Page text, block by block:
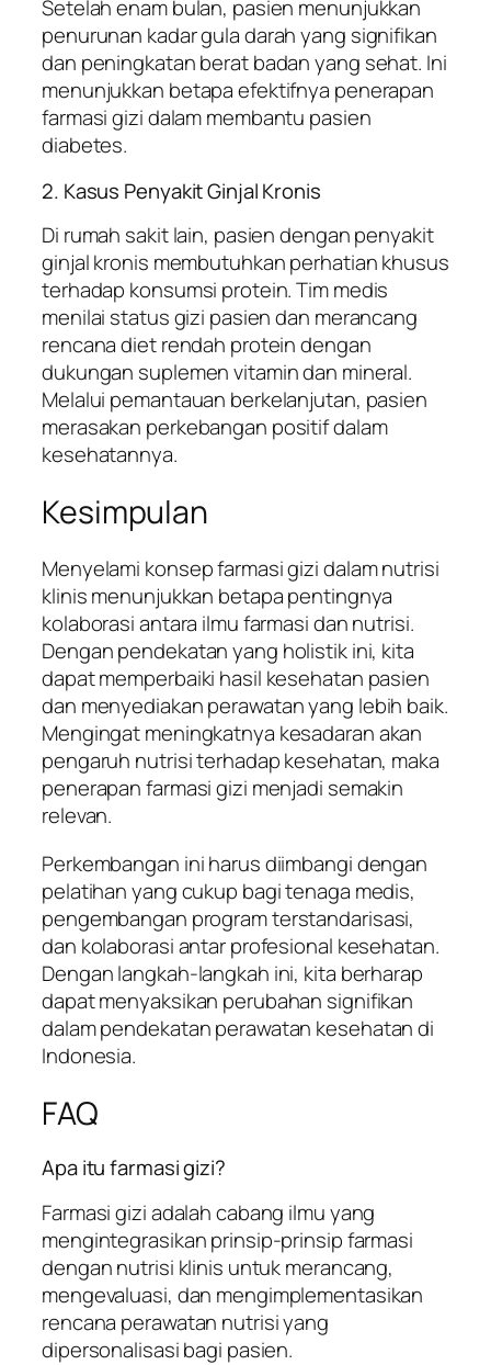
Setelah enam bulan, pasien menunjukkan
penurunan kadar gula darah yang signifikan
dan peningkatan berat badan yang sehat. Ini
menunjukkan betapa efektifnya penerapan
farmasi gizi dalam membantu pasien
diabetes.
2. Kasus Penyakit Ginjal Kronis
Di rumah sakit lain, pasien dengan penyakit
ginjal kronis membutuhkan perhatian khusus
terhadap konsumsi protein. Tim medis
menilai status gizi pasien dan merancang
rencana diet rendah protein dengan
dukungan suplemen vitamin dan mineral.
Melalui pemantauan berkelanjutan, pasien
merasakan perkebangan positif dalam
kesehatannya.
Kesimpulan
Menyelami konsep farmasi gizi dalam nutrisi
klinis menunjukkan betapa pentingnya
kolaborasi antara ilmu farmasi dan nutrisi.
Dengan pendekatan yang holistik ini, kita
dapat memperbaiki hasil kesehatan pasien
dan menyediakan perawatan yang lebih baik.
Mengingat meningkatnya kesadaran akan
pengaruh nutrisi terhadap kesehatan, maka
penerapan farmasi gizi menjadi semakin
relevan.
Perkembangan ini harus diimbangi dengan
pelatihan yang cukup bagi tenaga medis,
pengembangan program terstandarisasi,
dan kolaborasi antar profesional kesehatan.
Dengan langkah-langkah ini, kita berharap
dapat menyaksikan perubahan signifikan
dalam pendekatan perawatan kesehatan di
Indonesia.
FAQ
Apa itu farmasi gizi?
Farmasi gizi adalah cabang ilmu yang
mengintegrasikan prinsip-prinsip farmasi
dengan nutrisi klinis untuk merancang,
mengevaluasi, dan mengimplementasikan
rencana perawatan nutrisi yang
dipersonalisasi bagi pasien.